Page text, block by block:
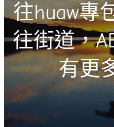
往huaw專
往街道，
有更